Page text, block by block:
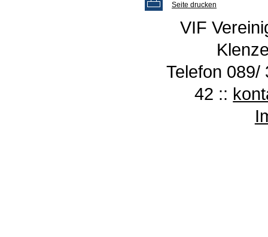
Seite drucken
VIF
Telefon
42 ::